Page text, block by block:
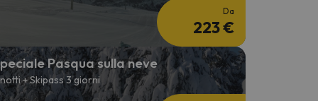
Da
223 €
Pasqua sulla neve
+ Skipass 3 giorni